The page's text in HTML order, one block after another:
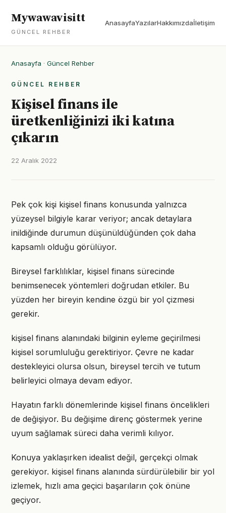
Mywawavisitt
GÜNCEL REHBER
AnasayfaYazılarHakkımızdaİletişim
Anasayfa · Güncel Rehber
GÜNCEL REHBER
Kişisel finans ile
üretkenliğinizi iki katına
çıkarın
22 Aralık 2022
Pek çok kişi kişisel finans konusunda yalnızca
yüzeysel bilgiyle karar veriyor; ancak detaylara
inildiğinde durumun düşünüldüğünden çok daha
kapsamlı olduğu görülüyor.
Bireysel farklılıklar, kişisel finans sürecinde
benimsenecek yöntemleri doğrudan etkiler. Bu
yüzden her bireyin kendine özgü bir yol çizmesi
gerekir.
kişisel finans alanındaki bilginin eyleme geçirilmesi
kişisel sorumluluğu gerektiriyor. Çevre ne kadar
destekleyici olursa olsun, bireysel tercih ve tutum
belirleyici olmaya devam ediyor.
Hayatın farklı dönemlerinde kişisel finans öncelikleri
de değişiyor. Bu değişime direnç göstermek yerine
uyum sağlamak süreci daha verimli kılıyor.
Konuya yaklaşırken idealist değil, gerçekçi olmak
gerekiyor. kişisel finans alanında sürdürülebilir bir yol
izlemek, hızlı ama geçici başarıların çok önüne
geçiyor.